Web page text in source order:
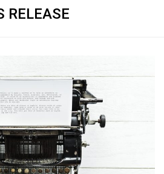
RELEASE